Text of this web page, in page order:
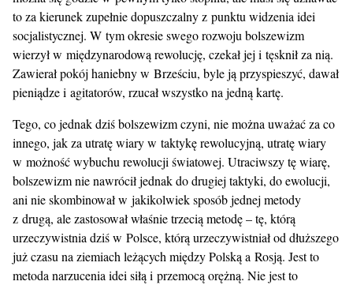
to za kierunek zupełnie dopuszczalny z punktu widzenia idei
socjalistycznej. W tym okresie swego rozwoju bolszewizm
wierzył w międzynarodową rewolucję, czekał jej i tęsknił za nią.
Zawierał pokój haniebny w Brześciu, byle ją przyspieszyć, dawał
pieniądze i agitatorów, rzucał wszystko na jedną kartę.
Tego, co jednak dziś bolszewizm czyni, nie można uważać za co
innego, jak za utratę wiary w taktykę rewolucyjną, utratę wiary
w możność wybuchu rewolucji światowej. Utraciwszy tę wiarę,
bolszewizm nie nawrócił jednak do drugiej taktyki, do ewolucji,
ani nie skombinował w jakikolwiek sposób jednej metody
z drugą, ale zastosował właśnie trzecią metodę – tę, którą
urzeczywistnia dziś w Polsce, którą urzeczywistniał od dłuższego
już czasu na ziemiach leżących między Polską a Rosją. Jest to
metoda narzucenia idei siłą i przemocą orężną. Nie jest to